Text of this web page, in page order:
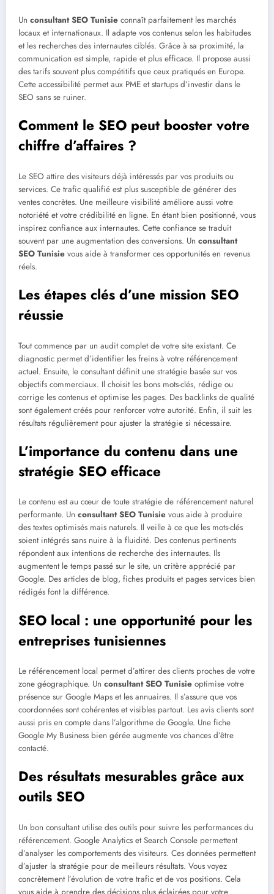
Un consultant SEO Tunisie connaît parfaitement les marchés
locaux et internationaux. Il adapte vos contenus selon les habitudes
et les recherches des internautes ciblés. Grâce à sa proximité, la
communication est simple, rapide et plus efficace. Il propose aussi
des tarifs souvent plus compétitifs que ceux pratiqués en Europe.
Cette accessibilité permet aux PME et startups d’investir dans le
SEO sans se ruiner.
Comment le SEO peut booster votre
chiffre d’affaires ?
Le SEO attire des visiteurs déjà intéressés par vos produits ou
services. Ce trafic qualifié est plus susceptible de générer des
ventes concrètes. Une meilleure visibilité améliore aussi votre
notoriété et votre crédibilité en ligne. En étant bien positionné, vous
inspirez confiance aux internautes. Cette confiance se traduit
souvent par une augmentation des conversions. Un consultant
SEO Tunisie vous aide à transformer ces opportunités en revenus
réels.
Les étapes clés d’une mission SEO
réussie
Tout commence par un audit complet de votre site existant. Ce
diagnostic permet d’identifier les freins à votre référencement
actuel. Ensuite, le consultant définit une stratégie basée sur vos
objectifs commerciaux. Il choisit les bons mots-clés, rédige ou
corrige les contenus et optimise les pages. Des backlinks de qualité
sont également créés pour renforcer votre autorité. Enfin, il suit les
résultats régulièrement pour ajuster la stratégie si nécessaire.
L’importance du contenu dans une
stratégie SEO efficace
Le contenu est au cœur de toute stratégie de référencement naturel
performante. Un consultant SEO Tunisie vous aide à produire
des textes optimisés mais naturels. Il veille à ce que les mots-clés
soient intégrés sans nuire à la fluidité. Des contenus pertinents
répondent aux intentions de recherche des internautes. Ils
augmentent le temps passé sur le site, un critère apprécié par
Google. Des articles de blog, fiches produits et pages services bien
rédigés font la différence.
SEO local : une opportunité pour les
entreprises tunisiennes
Le référencement local permet d’attirer des clients proches de votre
zone géographique. Un consultant SEO Tunisie optimise votre
présence sur Google Maps et les annuaires. Il s’assure que vos
coordonnées sont cohérentes et visibles partout. Les avis clients sont
aussi pris en compte dans l’algorithme de Google. Une fiche
Google My Business bien gérée augmente vos chances d’être
contacté.
Des résultats mesurables grâce aux
outils SEO
Un bon consultant utilise des outils pour suivre les performances du
référencement. Google Analytics et Search Console permettent
d’analyser les comportements des visiteurs. Ces données permettent
d’ajuster la stratégie pour de meilleurs résultats. Vous voyez
concrètement l’évolution de votre trafic et de vos positions. Cela